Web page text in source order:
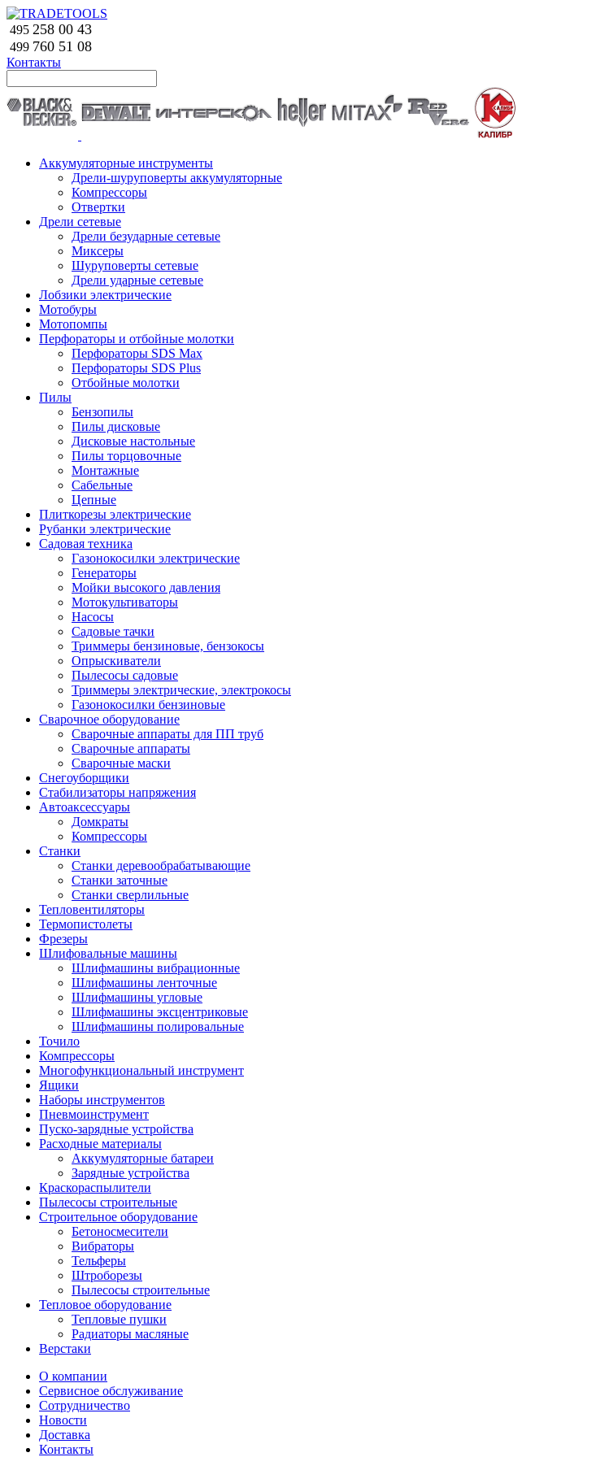
495 258 00 43
499 760 51 08
Контакты
Аккумуляторные инструменты
Дрели-шуруповерты аккумуляторные
Компрессоры
Отвертки
Дрели сетевые
Дрели безударные сетевые
Миксеры
Шуруповерты сетевые
Дрели ударные сетевые
Лобзики электрические
Мотобуры
Мотопомпы
Перфораторы и отбойные молотки
Перфораторы SDS Max
Перфораторы SDS Plus
Отбойные молотки
Пилы
Бензопилы
Пилы дисковые
Дисковые настольные
Пилы торцовочные
Монтажные
Сабельные
Цепные
Плиткорезы электрические
Рубанки электрические
Садовая техника
Газонокосилки электрические
Генераторы
Мойки высокого давления
Мотокультиваторы
Насосы
Садовые тачки
Триммеры бензиновые, бензокосы
Опрыскиватели
Пылесосы садовые
Триммеры электрические, электрокосы
Газонокосилки бензиновые
Сварочное оборудование
Сварочные аппараты для ПП труб
Сварочные аппараты
Сварочные маски
Снегоуборщики
Стабилизаторы напряжения
Автоаксессуары
Домкраты
Компрессоры
Станки
Станки деревообрабатывающие
Станки заточные
Станки сверлильные
Тепловентиляторы
Термопистолеты
Фрезеры
Шлифовальные машины
Шлифмашины вибрационные
Шлифмашины ленточные
Шлифмашины угловые
Шлифмашины эксцентриковые
Шлифмашины полировальные
Точило
Компрессоры
Многофункциональный инструмент
Ящики
Наборы инструментов
Пневмоинструмент
Пуско-зарядные устройства
Расходные материалы
Аккумуляторные батареи
Зарядные устройства
Краскораспылители
Пылесосы строительные
Строительное оборудование
Бетоносмесители
Вибраторы
Тельферы
Штроборезы
Пылесосы строительные
Тепловое оборудование
Тепловые пушки
Радиаторы масляные
Верстаки
О компании
Сервисное обслуживание
Сотрудничество
Новости
Доставка
Контакты